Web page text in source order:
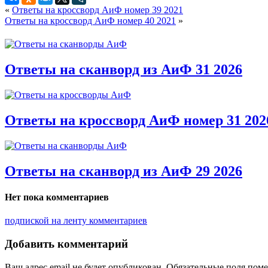
« Ответы на кроссворд АиФ номер 39 2021
Ответы на кроссворд АиФ номер 40 2021 »
Ответы на сканворд из АиФ 31 2026
Ответы на кроссворд АиФ номер 31
Ответы на сканворд из АиФ 29 2026
Нет пока комментариев
подпиской на ленту комментариев
Добавить комментарий